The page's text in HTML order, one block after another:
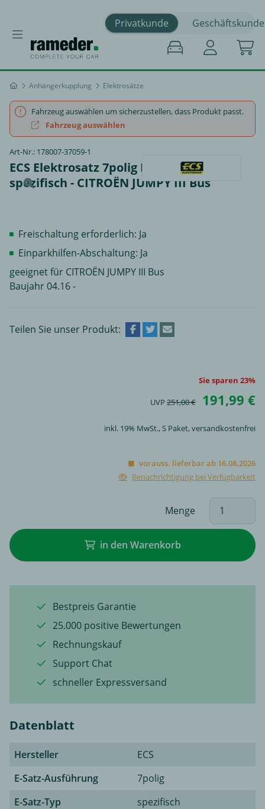
Privatkunde Geschäftskunde
Anhängerkupplung Elektrosätze
Fahrzeug auswählen um sicherzustellen, dass Produkt passt.
Fahrzeug auswählen
Art-Nr.: 178007-37059-1
ECS Elektrosatz 7polig Datenbus
spezifisch - CITROËN JUMPY III Bus
Freischaltung erforderlich: Ja
Einparkhilfen-Abschaltung: Ja
geeignet für CITROËN JUMPY III Bus
Baujahr 04.16 -
Teilen Sie unser Produkt:
Sie sparen 23%
UVP 251,00 € 191,99 €
inkl. 19% MwSt.,S Paket, versandkostenfrei
vorauss. lieferbar ab 16.08.2026
Benachrichtigung bei Verfügbarkeit
Menge
in den Warenkorb
Bestpreis Garantie
25.000 positive Bewertungen
Rechnungskauf
Support Chat
schneller Expressversand
Datenblatt
Hersteller
ECS
E-Satz-Ausführung
7polig
E-Satz-Typ
spezifisch